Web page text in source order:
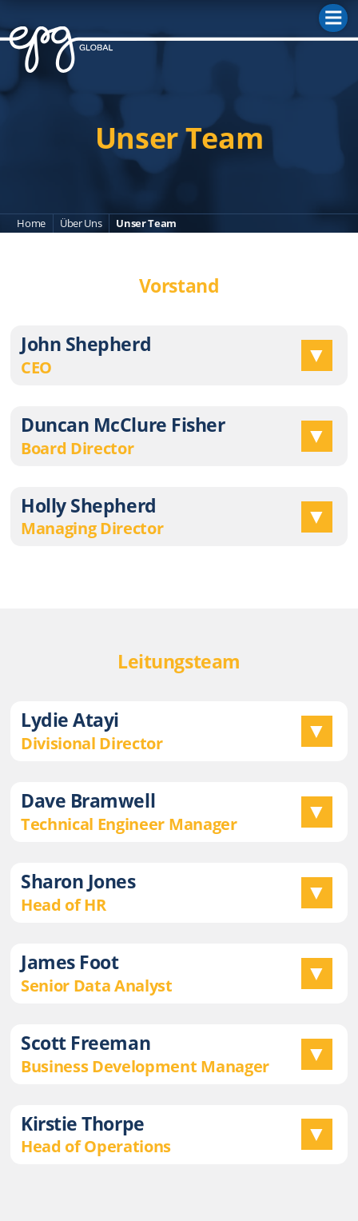
Unser Team
Home Über Uns Unser Team
Vorstand
John Shepherd
CEO
Duncan McClure Fisher
Board Director
Holly Shepherd
Managing Director
Leitungsteam
Lydie Atayi
Divisional Director
Dave Bramwell
Technical Engineer Manager
Sharon Jones
Head of HR
James Foot
Senior Data Analyst
Scott Freeman
Business Development Manager
Kirstie Thorpe
Head of Operations